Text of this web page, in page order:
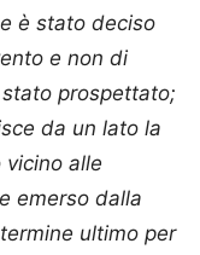
è stato deciso
e non di
prospettato;
da un lato la
vicino alle
emerso dalla
ultimo per